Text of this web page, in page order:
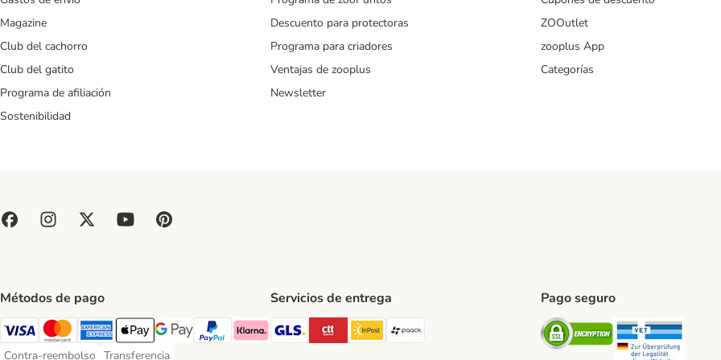
Magazine
Club del cachorro
Club del gatito
Programa de afiliación
Sostenibilidad
Descuento para protectoras
Programa para criadores
Ventajas de zooplus
Newsletter
ZOOutlet
zooplus App
Categorías
Métodos de pago
Visa Payment Method
Mastercard Payment Method
American Express Payment Method
Apple Pay Payment Method
Google Pay Payment Method
PayPal Payment Method
Klarna Payment Method
Contra-reembolso Transferencia
Servicios de entrega
GLS Shipping Method
CTTExpress Shipping Method
InPost Shipping Method
paack Shipping Method
Pago seguro
Security